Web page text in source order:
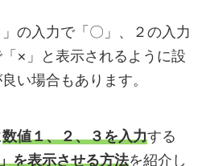
の入力で「〇」、２の入力
×」と表示されるように設
い場合もあります。
数値１、２、３を入力する
を表示させる方法を紹介し